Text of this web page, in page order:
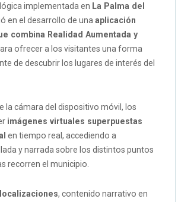
implementada en La Palma del
en el desarrollo de unaaplicación
combina Realidad Aumentada y
ofrecer a los visitantes una forma
de descubrir los lugares de interés del
la cámara del dispositivo móvil, los
imágenes virtuales superpuestas
en tiempo real, accediendo a
y narrada sobre los distintos puntos
recorren el municipio.
, contenido narrativo en